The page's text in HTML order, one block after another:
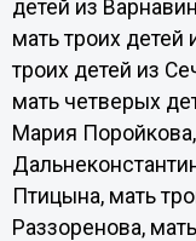
детей из
мать троих детей
троих детей из
мать четверых
Мария
Птицына, мать
Раззоренова,